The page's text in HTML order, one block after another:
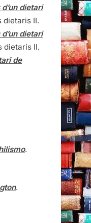
dietari
dietaris II.
dietari
dietaris II.
de
.
.